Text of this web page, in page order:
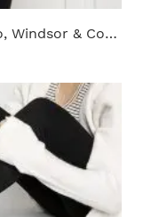
Windsor & Co…